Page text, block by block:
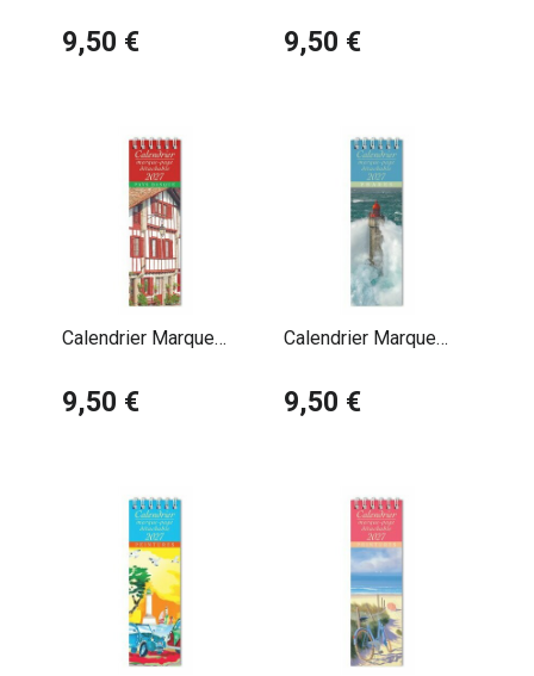
Bernard Morinay
9,50 €
Mont Saint Michel
9,50 €
Calendrier Marque
Basque Maison
9,50 €
Calendrier Marque
Maritime
9,50 €